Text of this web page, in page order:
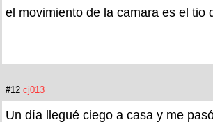
el movimiento de la camara es el tio
#12 cj013
Un día llegué ciego a casa y me